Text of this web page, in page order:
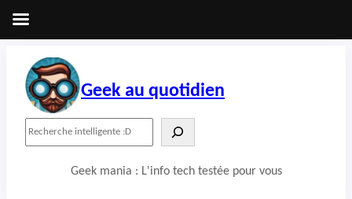
contenu
Geek au quotidien
Geek mania : L'info tech testée pour vous